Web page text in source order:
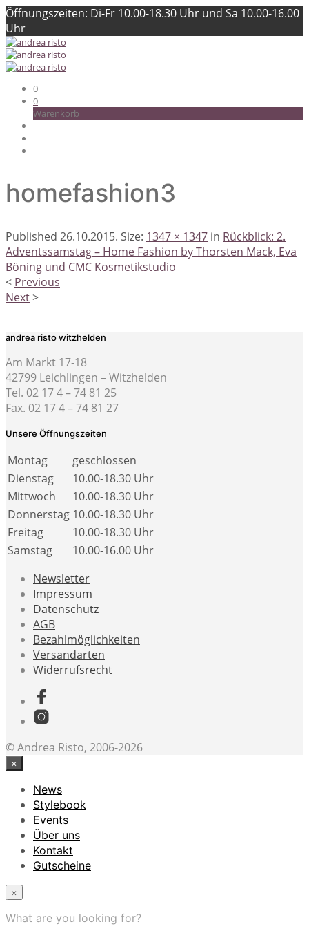
Öffnungszeiten: Di-Fr 10.00-18.30 Uhr und Sa 10.00-16.00
Uhr
0
0
Warenkorb
homefashion3
Published 26.10.2015. Size: 1347 × 1347 in Rückblick: 2.
Adventssamstag – Home Fashion by Thorsten Mack, Eva
Böning und CMC Kosmetikstudio
< Previous
Next>
andrea risto witzhelden
Am Markt 17-18
42799 Leichlingen – Witzhelden
Tel. 02 17 4 – 74 81 25
Fax. 02 17 4 – 74 81 27
Unsere Öffnungszeiten
Montag
geschlossen
Dienstag
10.00-18.30 Uhr
Mittwoch
10.00-18.30 Uhr
Donnerstag 10.00-18.30 Uhr
Freitag
10.00-18.30 Uhr
Samstag
10.00-16.00 Uhr
Newsletter
Impressum
Datenschutz
AGB
Bezahlmöglichkeiten
Versandarten
Widerrufsrecht
© Andrea Risto, 2006-2026
×
News
Stylebook
Events
Über uns
Kontakt
Gutscheine
×
What are you looking for?